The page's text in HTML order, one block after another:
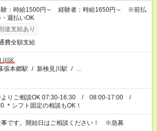
験：時給1500円～ 経験者：時給1650円～ ※前払
週払いOK
途支給あり
費全額支給
川区
張本郷駅 / 新検見川駅 / …
よりご相談OK 07:30-16:30 / 08:00-17:00 /
＊シフト固定の相談もOK！
事です。開始日はご相談ください！ ※急募